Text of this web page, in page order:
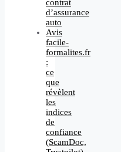
contrat
d’assurance
auto
Avis
facile-
formalites.fr
:
ce
que
révèlent
les
indices
de
confiance
(ScamDoc,